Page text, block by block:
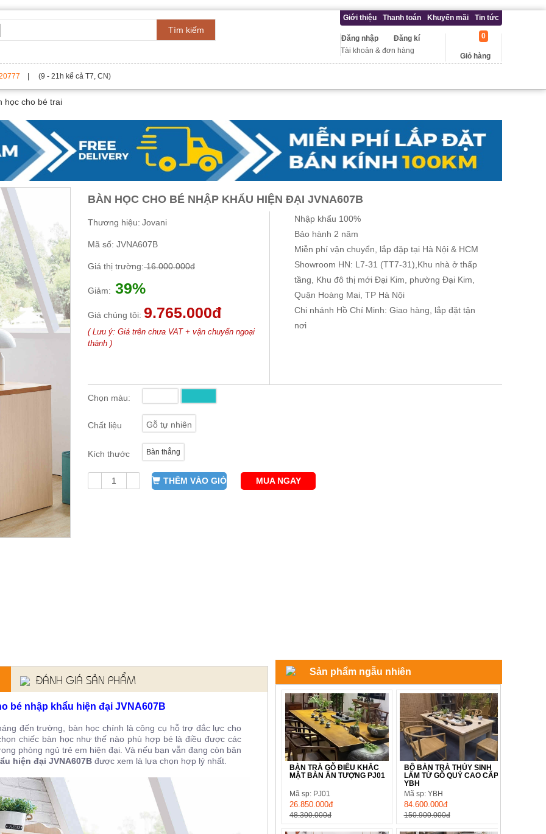
Tìm kiếm
Giới thiệu Thanh toán Khuyến mãi Tin tức
Đăng kí
Đăng nhập
Tài khoản & đơn hàng
Giỏ hàng
0
| (9 - 21h kể cả T7, CN)
học cho bé trai
BÀN HỌC CHO BÉ NHẬP KHẨU HIỆN ĐẠI JVNA607B
Thương hiệu: Jovani
Mã số: JVNA607B
Giá thị trường:16.000.000đ
Giảm: 39%
Giá chúng tôi: 9.765.000đ
( Lưu ý: Giá trên chưa VAT + vận chuyển ngoại
thành )
Nhập khẩu 100%
Bảo hành 2 năm
Miễn phí vận chuyển, lắp đặp tại Hà Nội & HCM
Showroom HN: L7-31 (TT7-31),Khu nhà ở thấp
tầng, Khu đô thị mới Đại Kim, phường Đại Kim,
Quận Hoàng Mai, TP Hà Nội
Chi nhánh Hồ Chí Minh: Giao hàng, lắp đặt tận
nơi
Chọn màu:
Chất liệu Gỗ tự nhiên
Kích thước Bàn thẳng
THÊM VÀO GIỎ MUA NGAY
ĐÁNH GIÁ SẢN PHẨM
bé nhập khẩu hiện đại JVNA607B
đến trường, bàn học chính là công cụ hỗ trợ đắc lực cho
chiếc bàn học như thế nào phù hợp bé là điều được các
phòng ngủ trẻ em hiện đại. Và nếu bạn vẫn đang còn băn
hiện đại JVNA607B được xem là lựa chọn hợp lý nhất.
Sản phẩm ngẫu nhiên
BÀN TRÀ GỖ ĐIÊU KHẮC
MẶT BÀN ẤN TƯỢNG PJ01
Mã sp: PJ01
26.850.000đ
48.300.000đ
BỘ BÀN TRÀ THỦY SINH
LÀM TỪ GỖ QUÝ CAO CẤP
YBH
Mã sp: YBH
84.600.000đ
150.900.000đ